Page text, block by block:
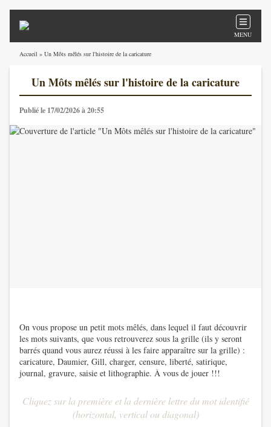
MENU
Accueil » Un Môts mêlés sur l'histoire de la caricature
Un Môts mêlés sur l'histoire de la caricature
Publié le 17/02/2026 à 20:55
On vous propose un petit mots mêlés, dans lequel il faut découvrir
les mots suivants, que vous retrouverez sous la grille (ils y seront
barrés quand vous aurez réussi à les faire apparaître sur la grille) :
caricature, Daumier, Gill, charger, censure, liberté, satirique,
journal, gravure, saisie et lithographie. À vous de jouer !!!
Cliquez sur la première et la dernière lettre du mot identifié
(horizontal, vertical ou diagonal)